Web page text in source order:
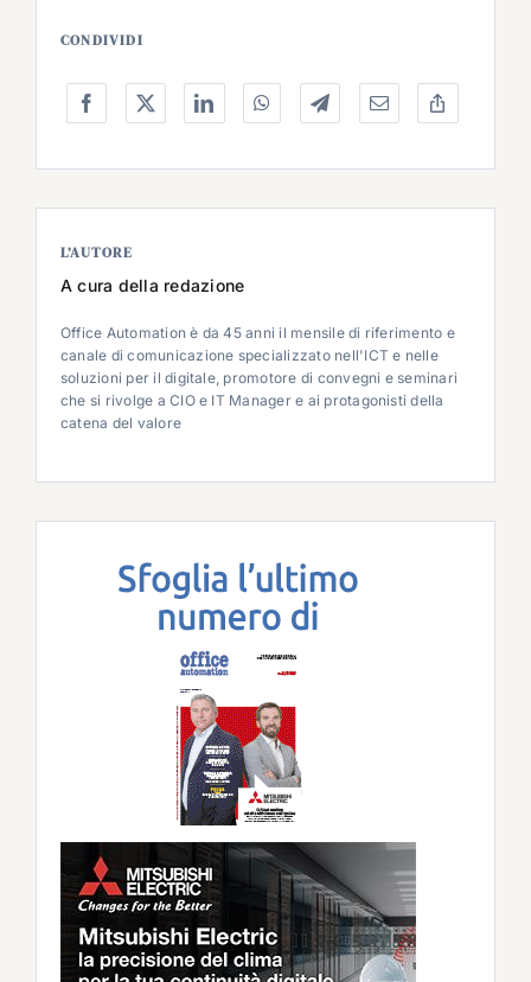
CONDIVIDI
L’AUTORE
A cura della redazione
Office Automation è da 45 anni il mensile di riferimento e
canale di comunicazione specializzato nell'ICT e nelle
soluzioni per il digitale, promotore di convegni e seminari
che si rivolge a CIO e IT Manager e ai protagonisti della
catena del valore